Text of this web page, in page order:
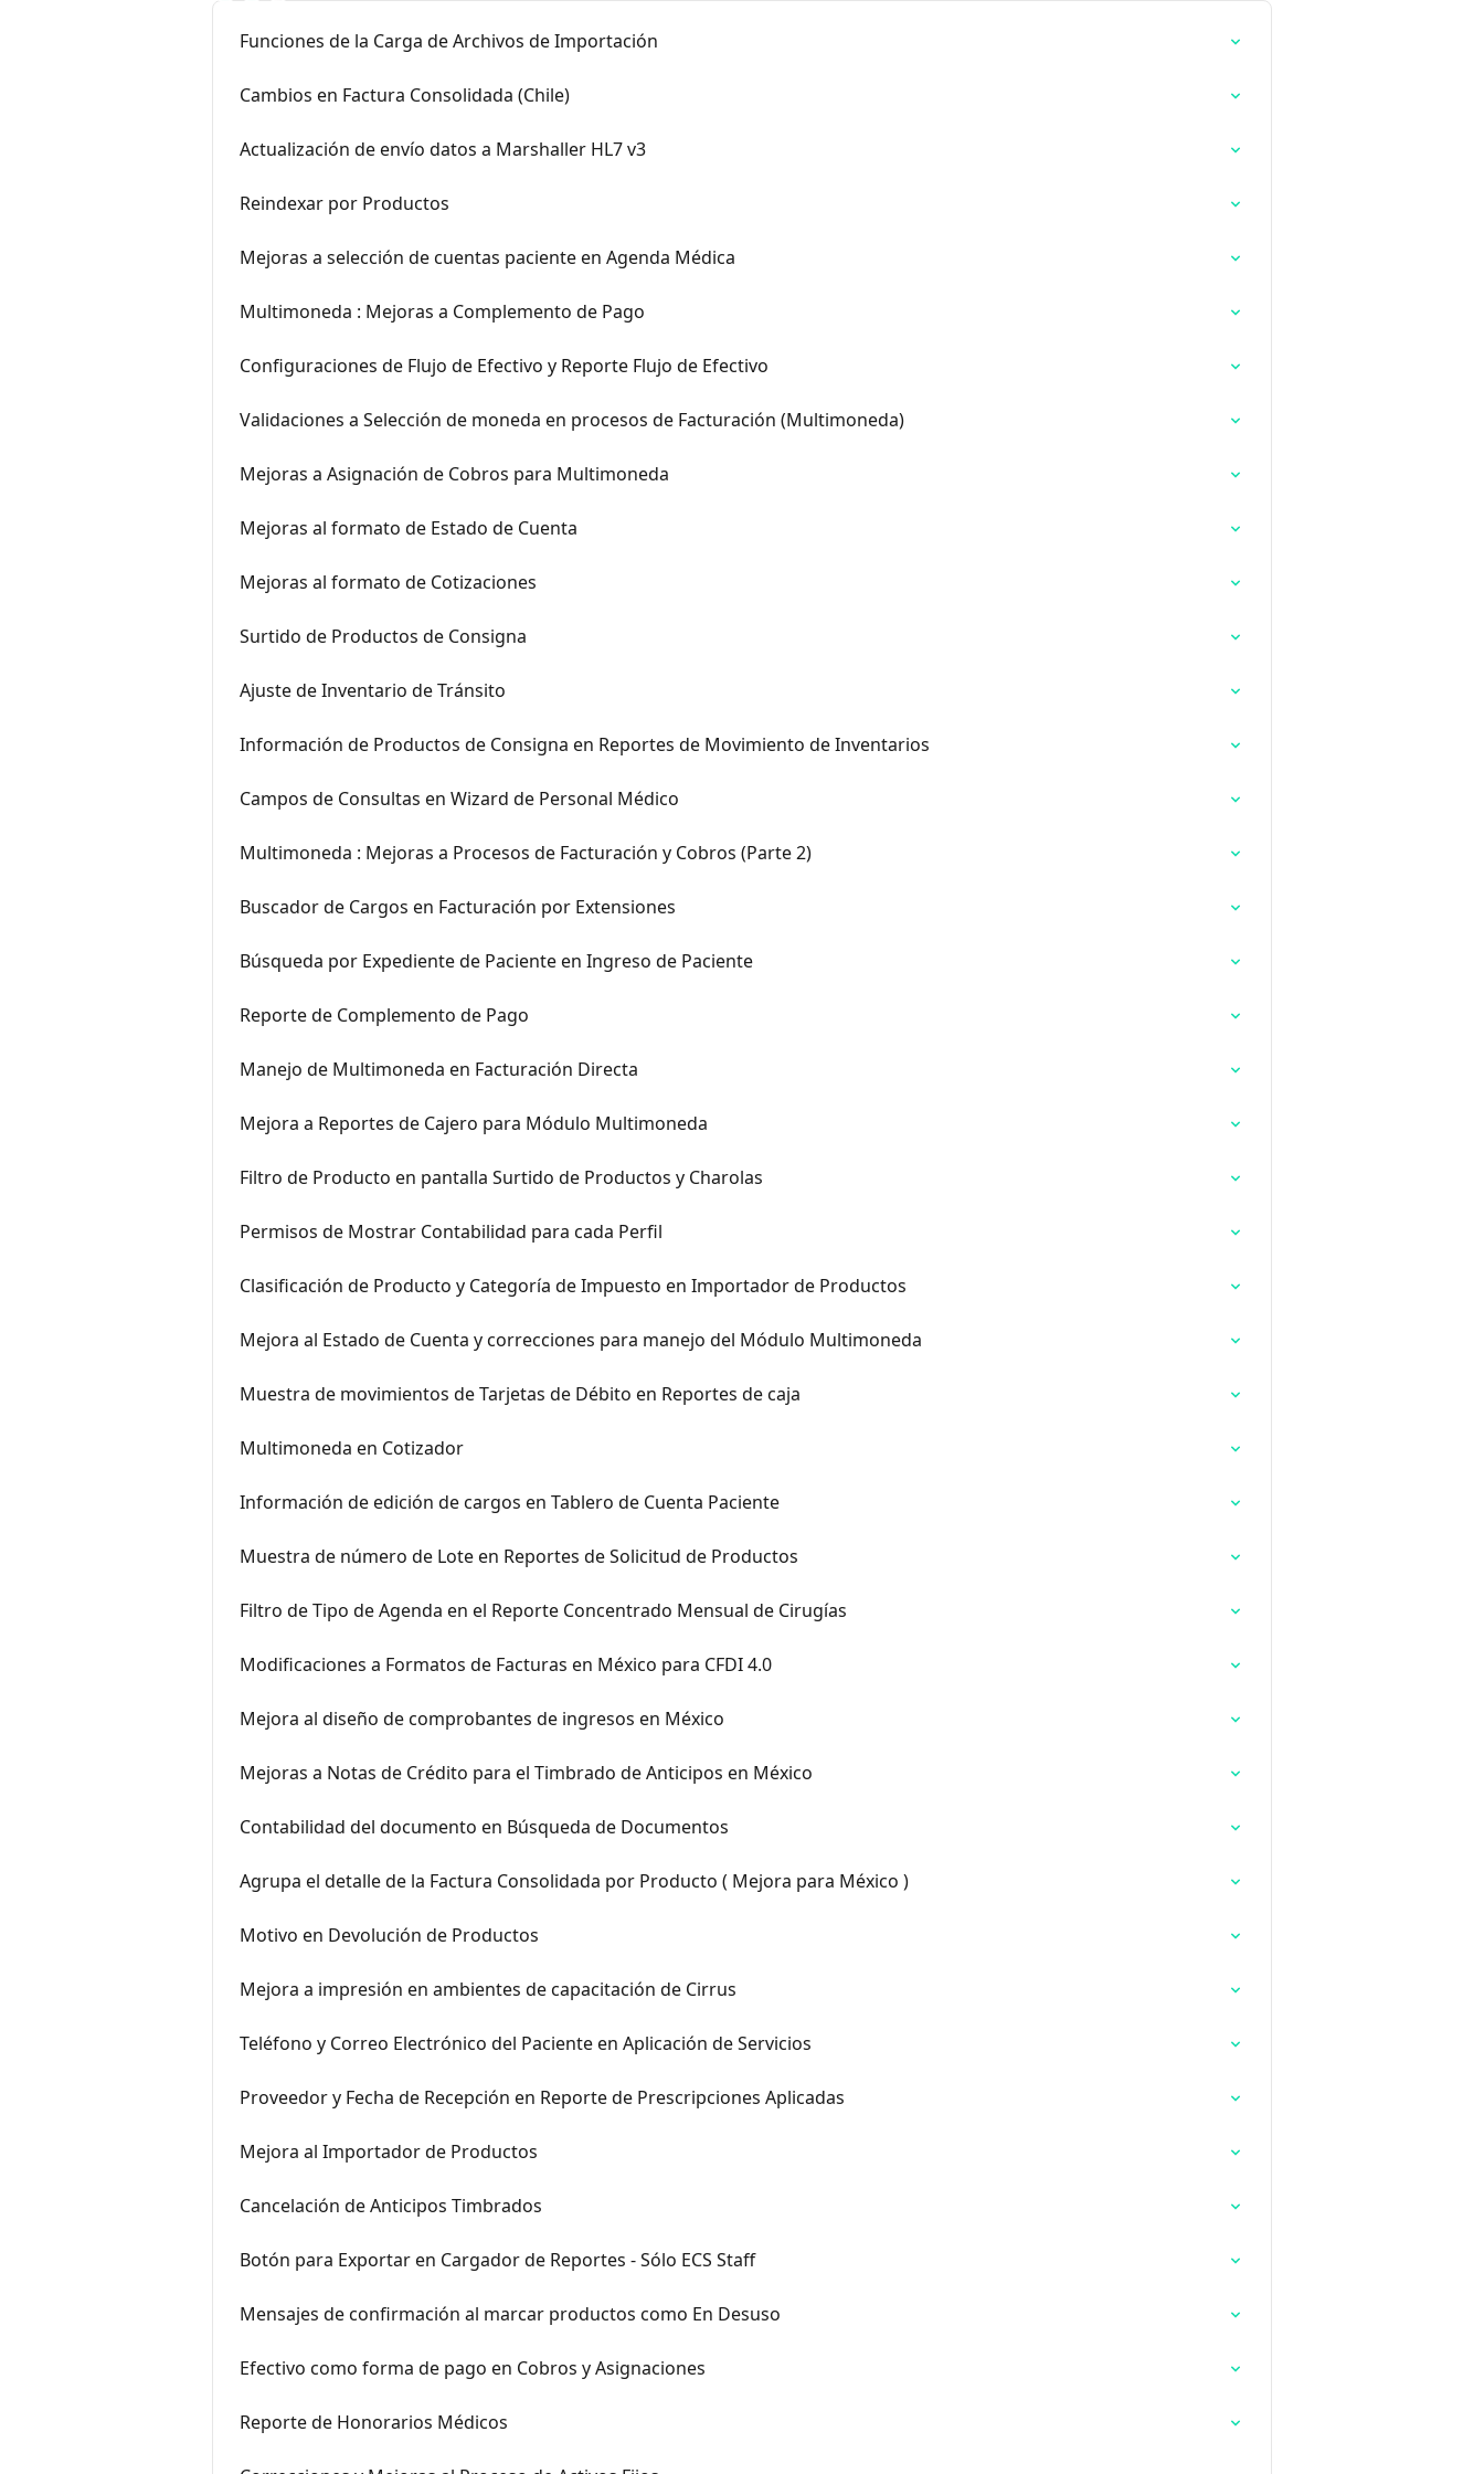
Funciones de la Carga de Archivos de Importación
Cambios en Factura Consolidada (Chile)
Actualización de envío datos a Marshaller HL7 v3
Reindexar por Productos
Mejoras a selección de cuentas paciente en Agenda Médica
Multimoneda : Mejoras a Complemento de Pago
Configuraciones de Flujo de Efectivo y Reporte Flujo de Efectivo
Validaciones a Selección de moneda en procesos de Facturación (Multimoneda)
Mejoras a Asignación de Cobros para Multimoneda
Mejoras al formato de Estado de Cuenta
Mejoras al formato de Cotizaciones
Surtido de Productos de Consigna
Ajuste de Inventario de Tránsito
Información de Productos de Consigna en Reportes de Movimiento de Inventarios
Campos de Consultas en Wizard de Personal Médico
Multimoneda : Mejoras a Procesos de Facturación y Cobros (Parte 2)
Buscador de Cargos en Facturación por Extensiones
Búsqueda por Expediente de Paciente en Ingreso de Paciente
Reporte de Complemento de Pago
Manejo de Multimoneda en Facturación Directa
Mejora a Reportes de Cajero para Módulo Multimoneda
Filtro de Producto en pantalla Surtido de Productos y Charolas
Permisos de Mostrar Contabilidad para cada Perfil
Clasificación de Producto y Categoría de Impuesto en Importador de Productos
Mejora al Estado de Cuenta y correcciones para manejo del Módulo Multimoneda
Muestra de movimientos de Tarjetas de Débito en Reportes de caja
Multimoneda en Cotizador
Información de edición de cargos en Tablero de Cuenta Paciente
Muestra de número de Lote en Reportes de Solicitud de Productos
Filtro de Tipo de Agenda en el Reporte Concentrado Mensual de Cirugías
Modificaciones a Formatos de Facturas en México para CFDI 4.0
Mejora al diseño de comprobantes de ingresos en México
Mejoras a Notas de Crédito para el Timbrado de Anticipos en México
Contabilidad del documento en Búsqueda de Documentos
Agrupa el detalle de la Factura Consolidada por Producto ( Mejora para México )
Motivo en Devolución de Productos
Mejora a impresión en ambientes de capacitación de Cirrus
Teléfono y Correo Electrónico del Paciente en Aplicación de Servicios
Proveedor y Fecha de Recepción en Reporte de Prescripciones Aplicadas
Mejora al Importador de Productos
Cancelación de Anticipos Timbrados
Botón para Exportar en Cargador de Reportes - Sólo ECS Staff
Mensajes de confirmación al marcar productos como En Desuso
Efectivo como forma de pago en Cobros y Asignaciones
Reporte de Honorarios Médicos